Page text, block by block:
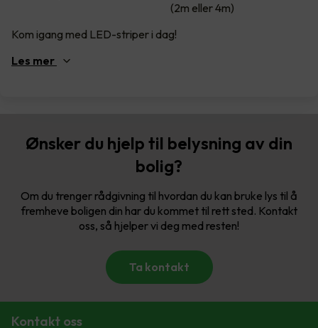
(2m eller 4m)
Kom igang med LED-striper i dag!
Les mer
Ønsker du hjelp til belysning av din
bolig?
Om du trenger rådgivning til hvordan du kan bruke lys til å
fremheve boligen din har du kommet til rett sted. Kontakt
oss, så hjelper vi deg med resten!
Ta kontakt
Kontakt oss